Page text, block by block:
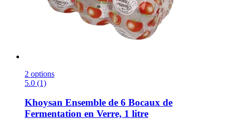
2 options
5.0 (1)
Khoysan Ensemble de 6 Bocaux de
Fermentation en Verre, 1 litre